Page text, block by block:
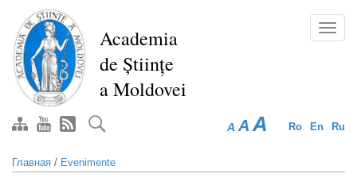
Перейти
основному
содержанию
Academia
de Științe
a Moldovei
Ro En Ru
A A A
Главная / Evenimente